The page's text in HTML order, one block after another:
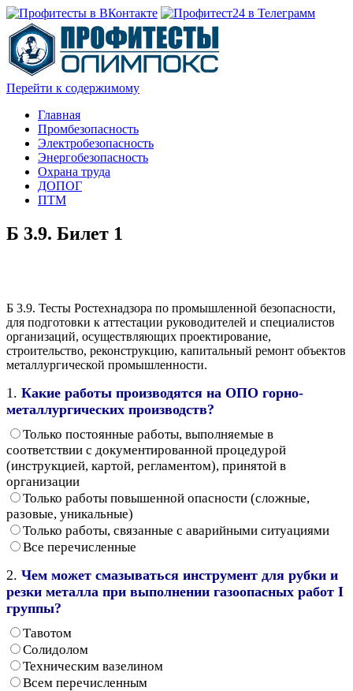
Перейти к содержимому
Главная
Промбезопасность
Электробезопасность
Энергобезопасность
Охрана труда
ДОПОГ
ПТМ
Б 3.9. Билет 1
Б 3.9. Тесты Ростехнадзора по промышленной безопасности,
для подготовки к аттестации руководителей и специалистов
организаций, осуществляющих проектирование,
строительство, реконструкцию, капитальный ремонт объектов
металлургической промышленности.
1. Какие работы производятся на ОПО горно-
металлургических производств?
Только постоянные работы, выполняемые в
соответствии с документированной процедурой
(инструкцией, картой, регламентом), принятой в
организации
Только работы повышенной опасности (сложные,
разовые, уникальные)
Только работы, связанные с аварийными ситуациями
Все перечисленные
2. Чем может смазываться инструмент для рубки и
резки металла при выполнении газоопасных работ I
группы?
Тавотом
Солидолом
Техническим вазелином
Всем перечисленным